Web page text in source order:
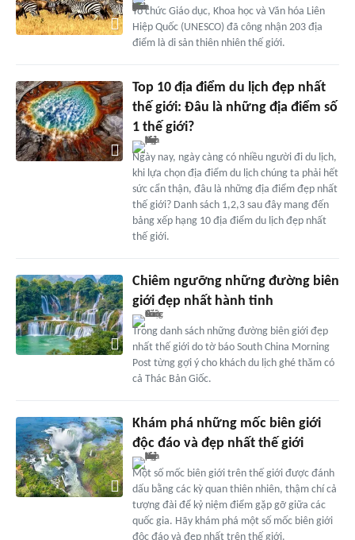
Tổ chức Giáo dục, Khoa học và Văn hóa Liên
Hiệp Quốc (UNESCO) đã công nhận 203 địa
điểm là di sản thiên nhiên thế giới.
Top 10 địa điểm du lịch đẹp nhất
thế giới: Đâu là những địa điểm số
1 thế giới?
Ngày nay, ngày càng có nhiều người đi du lịch,
khi lựa chọn địa điểm du lịch chúng ta phải hết
sức cẩn thận, đâu là những địa điểm đẹp nhất
thế giới? Danh sách 1,2,3 sau đây mang đến
bảng xếp hạng 10 địa điểm du lịch đẹp nhất
thế giới.
Chiêm ngưỡng những đường biên
giới đẹp nhất hành tinh
Trong danh sách những đường biên giới đẹp
nhất thế giới do tờ báo South China Morning
Post từng gợi ý cho khách du lịch ghé thăm có
cả Thác Bản Giốc.
Khám phá những mốc biên giới
độc đáo và đẹp nhất thế giới
Một số mốc biên giới trên thế giới được đánh
dấu bằng các kỳ quan thiên nhiên, thậm chí cả
tượng đài để kỷ niệm điểm gặp gỡ giữa các
quốc gia. Hãy khám phá một số mốc biên giới
độc đáo và đẹp nhất trên thế giới.